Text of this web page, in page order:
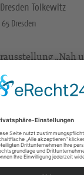
Tolkewitz
Dresden
„Nah
die zu
(eigene Infos